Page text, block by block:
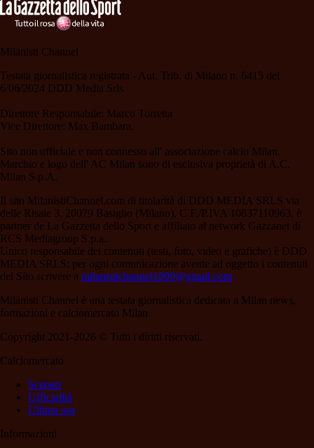
Milanisti Channel
Testata giornalistica registrata - Aut. Trib. di Milano n. 6415 del
6/06/2024 DDD Media Srls
Direttore Responsabile: Marco Torretta
Vice Direttore: Max Bambara.
Sito non ufficiale e non connesso all' associazione calcio Milan.
Marchio e logo dell' AC Milan sono di esclusiva proprietà di A.C.
Milan S.p.A.
Il sito MilanistiChannel.com di titolarità di DDD MEDIA SRLS via
delle Risaie 3, 20079 Basiglio (Milano), C.F./P.IVA 10837110963, è
partner de La Gazzetta dello Sport e affiliato al network Gazzanet di
RCS Mediagroup S.p.a..
Unico responsabile dei contenuti (testi, foto, video e grafiche) è DDD
MEDIA SRLS; per ogni comunicazione avente ad oggetto i contenuti
del Sito scrivere a milanistichannel1899@gmail.com
Milanisti Channel è una testata giornalistica dedicata a Milan news,
formazioni e calciomercato Milan
Copyright 2021-2026 © Tutti i diritti riservati.
Calciomercato
Scenari
Ufficialità
Ultima ora
Informazioni